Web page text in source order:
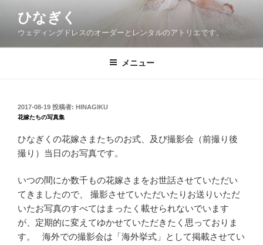
ン
ひなぎく
ウェディングドレスのオーダーとレンタルのアトリエです。
メニュー
投
稿
2017-08-19 投稿者: HINAGIKU
花嫁たちの写真集
ひなぎくの花嫁さまたちのお式、及び撮影会（前撮り後
撮り） 当日のお写真です。
いつの間にか数千もの花嫁さまをお世話させていただい
てきましたので、 撮影させていただいたりお送りいただ
いたお写真のすべてはまった く載せられないでいます
が、 定期的に変えてゆかせていただきたく思っておりま
す。 海外での撮影会は「海外挙式」
として掲載させてい